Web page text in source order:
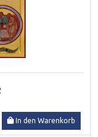
In den Warenkorb